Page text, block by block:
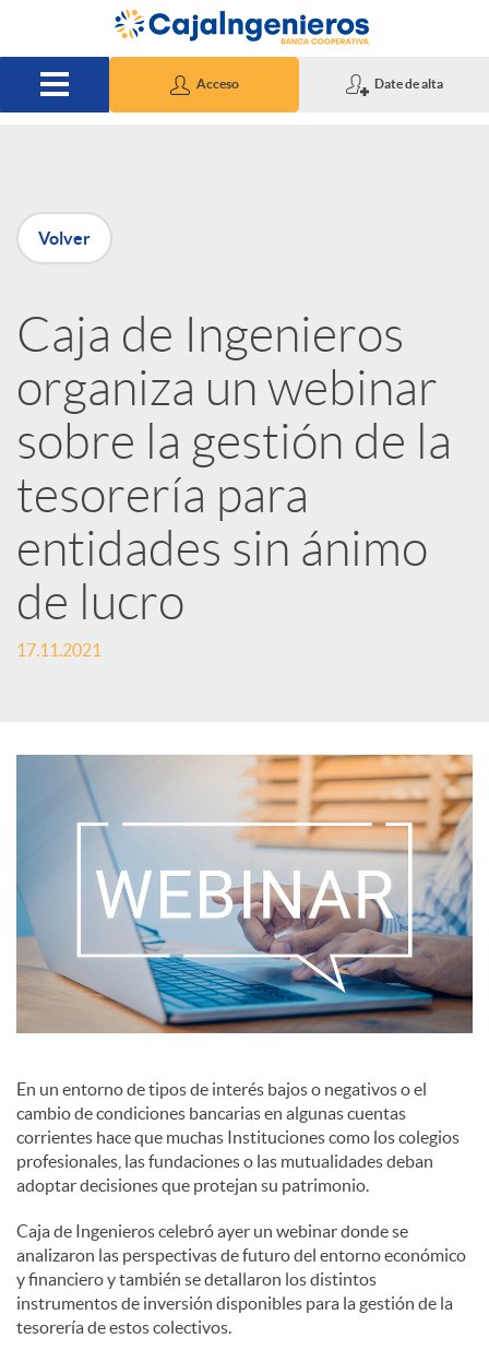
Saltar al contenido principal
Acceso Date de alta
P
u
b
l
i
c
a
o
d
e
c
o
n
t
e
Volver
Caja de Ingenieros
organiza un webinar
sobre la gestión de la
tesorería para
entidades sin ánimo
de lucro
17.11.2021
En un entorno de tipos de interés bajos o negativos o el
cambio de condiciones bancarias en algunas cuentas
corrientes hace que muchas Instituciones como los colegios
profesionales, las fundaciones o las mutualidades deban
adoptar decisiones que protejan su patrimonio.
Caja de Ingenieros celebró ayer un webinar donde se
analizaron las perspectivas de futuro del entorno económico
y financiero y también se detallaron los distintos
instrumentos de inversión disponibles para la gestión de la
tesorería de estos colectivos.